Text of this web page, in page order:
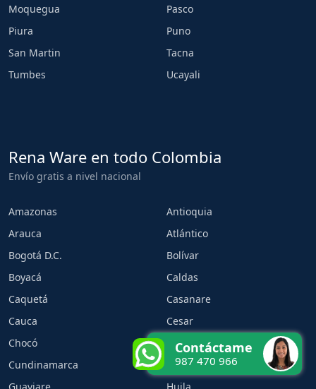
Moquegua
Pasco
Piura
Puno
San Martin
Tacna
Tumbes
Ucayali
Rena Ware en todo Colombia
Envío gratis a nivel nacional
Amazonas
Antioquia
Arauca
Atlántico
Bogotá D.C.
Bolívar
Boyacá
Caldas
Caquetá
Casanare
Cauca
Cesar
Chocó
Córdoba
Cundinamarca
Guainía
Contáctame
987 470 966